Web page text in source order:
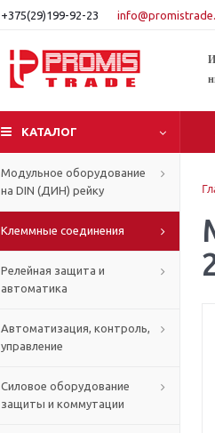
+375(29)199-92-23
КАТАЛОГ
Модульное оборудование
на DIN (ДИН) рейку
Клеммные соединения
Релейная защита и
автоматика
Автоматизация, контроль,
управление
Силовое оборудование
защиты и коммутации